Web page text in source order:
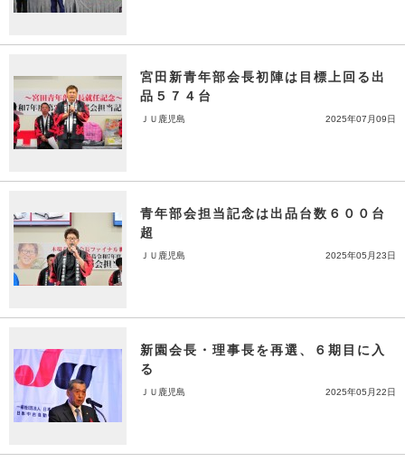
宮田新青年部会長初陣は目標上回る出
品５７４台
ＪＵ鹿児島 2025年07月09日
青年部会担当記念は出品台数６００台
超
ＪＵ鹿児島 2025年05月23日
新園会長・理事長を再選、６期目に入
る
ＪＵ鹿児島 2025年05月22日